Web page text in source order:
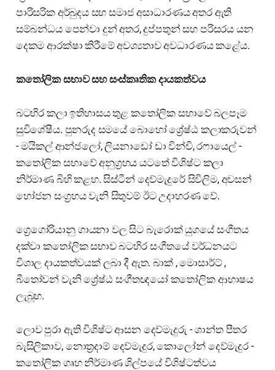
පාරිසරික අර්බුදය සහ සමාජ අසාධාරණය අතර ඇති
සම්බන්ධය පෙන්වා දුන් අතර, දුප්පතුන් සහ පරිසරය යන
දෙකම ආරක්ෂා කිරීමේ අවශ්‍යතාව අවධාරණය කළේය.
කතෝලික සභාව සහ සංස්කෘතික දායකත්වය
බටහිර කලා ඉතිහාසය තුළ කතෝලික සභාවේ බලපෑම
සුවිශේෂීය. පුනරුද සමයේ බොහෝ ශ්‍රේෂ්ඨ කලාකරුවන්
- මයිකල් ආන්ජලෝ, ලියනාඩෝ ඩා වින්චි, රෆායෙල් -
කතෝලික සභාවේ අනුග්‍රහය යටතේ විශිෂ්ට කලා
නිර්මාණ බිහි කළහ. සිස්ටීන් දෙව්මැදුරේ සිවිලිම, අවසන්
භෝජන සංග්‍රහය වැනි සිතුවම් ඊට උදාහරණ වේ.
ග්‍රෙගෝරියානු ගායනා වල සිට බැරොක් යුගයේ සංගීතය
දක්වා කතෝලික සභාව බටහිර සංගීතයේ වර්ධනයට
විශාල දායකත්වයක් ලබා දී ඇත. බාක් , මොසාර්ට් ,
බීතෝවන් වැනි ශ්‍රේෂ්ඨ සංගීතඥයෝ කතෝලික ආභාෂය
ලැබූහ.
ලොව පුරා ඇති විශිෂ්ට ආසන දෙව්මැදුරු - ශාන්ත පීතර
බැසිලිකාව, නොත්‍රදාම් දෙව්මැදුර, කොලෝන් දෙව්මැදුර -
කතෝලික ගෘහ නිර්මාණ ශිල්පයේ විශිෂ්ටත්වය